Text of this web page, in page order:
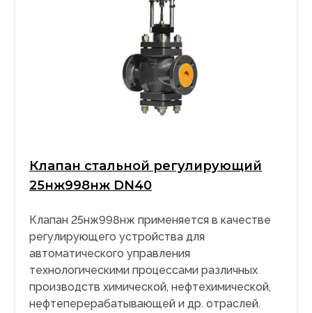
Клапан стальной регулирующий
25нж998нж DN40
Клапан 25нж998нж применяется в качестве
регулирующего устройства для
автоматического управления
технологическими процессами различных
производств химической, нефтехимической,
нефтеперерабатывающей и др. отраслей.